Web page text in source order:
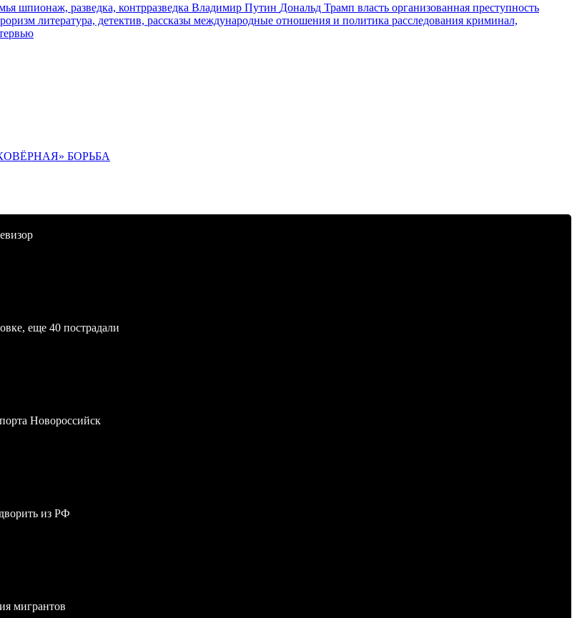
шпионаж, разведка, контрразведка Владимир Путин Дональд Трамп власть организованная преступность
литература, детектив, рассказы международные отношения и политика расследования криминал,
БОРЬБА
еще 40 пострадали
Новороссийск
из РФ
мигрантов